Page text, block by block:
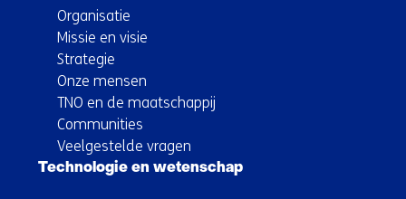
Organisatie
Missie en visie
Strategie
Onze mensen
TNO en de maatschappij
Communities
Veelgestelde vragen
Technologie en wetenschap